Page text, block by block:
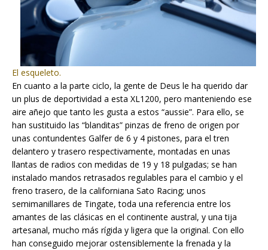
El esqueleto.
En cuanto a la parte ciclo, la gente de Deus le ha querido dar
un plus de deportividad a esta XL1200, pero manteniendo ese
aire añejo que tanto les gusta a estos “aussie”. Para ello, se
han sustituido las “blanditas” pinzas de freno de origen por
unas contundentes Galfer de 6 y 4 pistones, para el tren
delantero y trasero respectivamente, montadas en unas
llantas de radios con medidas de 19 y 18 pulgadas; se han
instalado mandos retrasados regulables para el cambio y el
freno trasero, de la californiana Sato Racing; unos
semimanillares de Tingate, toda una referencia entre los
amantes de las clásicas en el continente austral, y una tija
artesanal, mucho más rígida y ligera que la original. Con ello
han conseguido mejorar ostensiblemente la frenada y la